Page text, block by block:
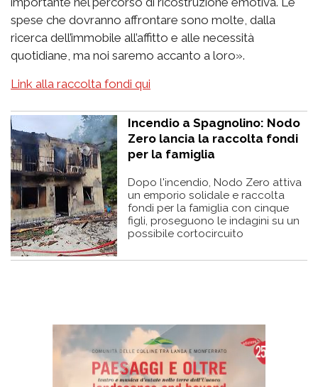
spese che dovranno affrontare sono molte, dalla
ricerca dell’immobile all’affitto e alle necessità
quotidiane, ma noi saremo accanto a loro».
Link alla raccolta fondi qui
Incendio a Spagnolino: Nodo
Zero lancia la raccolta fondi
per la famiglia
Dopo l'incendio, Nodo Zero attiva
un emporio solidale e raccolta
fondi per la famiglia con cinque
figli, proseguono le indagini su un
possibile cortocircuito